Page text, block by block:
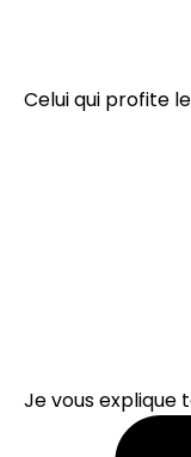
Celui qui profite
Je vous explique